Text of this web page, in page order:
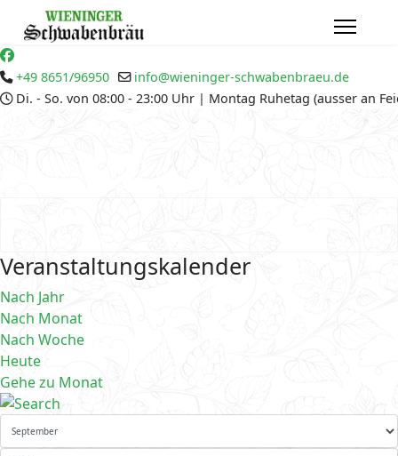
+49 8651/96950
info@wieninger-schwabenbraeu.de
Di. - So. von 08:00 - 23:00 Uhr | Montag Ruhetag (ausser an
Veranstaltungskalender
Nach Jahr
Nach Monat
Nach Woche
Heute
Gehe zu Monat